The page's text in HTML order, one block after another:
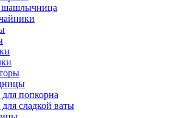
шашлычница
попкорна
сладкой ваты